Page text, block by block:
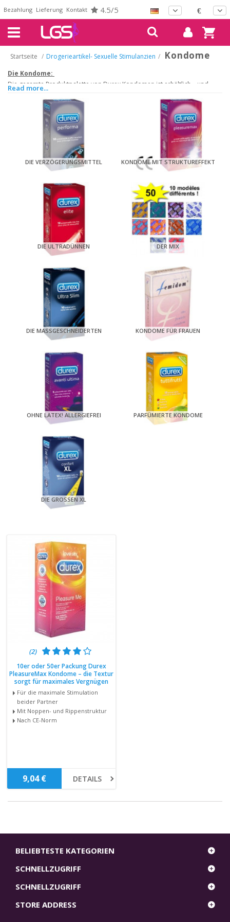
Bezahlung Lieferung Kontakt 4.5/5 €
Startseite / Drogerieartikel- Sexuelle Stimulanzien / Kondome
Die Kondome:
Die gesamte Produktpalette von Durex Kondomen ist erhältlich – und
Verzögernde, mit Struktureffekt, Ultradünne, Maßgeschneiderte,
Parfümierte, Latexfreie
Read more...
DIE VERZÖGERUNGSMITTEL KONDOME MIT STRUKTUREFFEKT
DIE ULTRADÜNNEN DER MIX
DIE MASSGESCHNEIDERTEN KONDOME FÜR FRAUEN
OHNE LATEX! ALLERGIEFREI PARFÜMIERTE KONDOME
DIE GROSSEN XL
(2)
10er oder 50er Packung Durex
PleasureMax Kondome – die Textur
sorgt für maximales Vergnügen
Für die maximale Stimulation
beider Partner
Mit Noppen- und Rippenstruktur
Nach CE-Norm
9,04 € DETAILS
BELIEBTESTE KATEGORIEN
SCHNELLZUGRIFF
SCHNELLZUGRIFF
STORE ADDRESS